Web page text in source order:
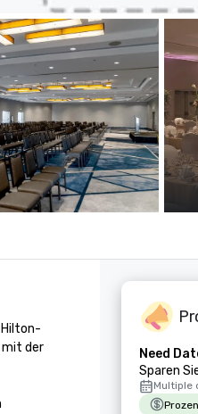
mit der
Need
Sparen
Multiple